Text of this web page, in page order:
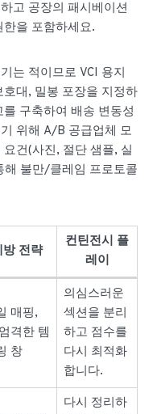
고 공장의 패시베이션
을 포함하세요.
는 적이므로 VCI 용지
대, 밀봉 포장을 지정하
구축하여 배송 변동성
위해 A/B 공급업체 모
건(사진, 절단 샘플, 실
해 불만/클레임 프로토콜
방 전략
컨틴전시 플
레이
매핑,
격한 템
창
의심스러운
섹션을 분리
하고 점수를
다시 최적화
합니다.
다시 정리하